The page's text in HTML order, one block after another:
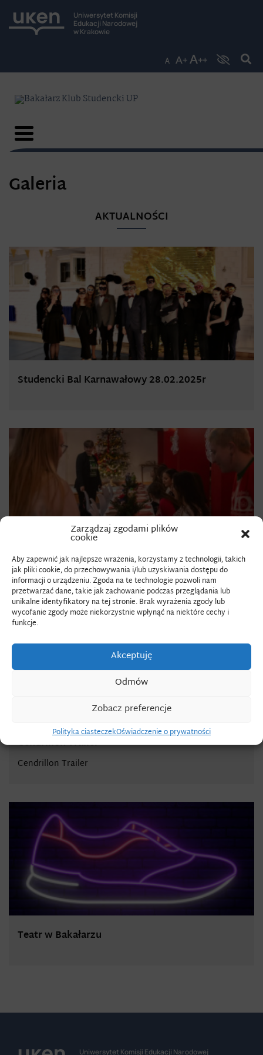
Zarządzaj zgodami plików
cookie
Aby zapewnić jak najlepsze wrażenia, korzystamy z technologii, takich
jak pliki cookie, do przechowywania i/lub uzyskiwania dostępu do
informacji o urządzeniu. Zgoda na te technologie pozwoli nam
przetwarzać dane, takie jak zachowanie podczas przeglądania lub
unikalne identyfikatory na tej stronie. Brak wyrażenia zgody lub
wycofanie zgody może niekorzystnie wpłynąć na niektóre cechy i
funkcje.
Akceptuję
Odmów
Zobacz preferencje
Polityka ciasteczekOświadczenie o prywatności
Uniwersytet Komisji
Edukacji Narodowej
w Krakowie
Galeria
AKTUALNOŚCI
Studencki Bal Karnawałowy 28.02.2025r
Wigilia 2024r
Cendrillon Trailer
Cendrillon Trailer
Teatr w Bakałarzu
Uniwersytet Komisji Edukacji Narodowej